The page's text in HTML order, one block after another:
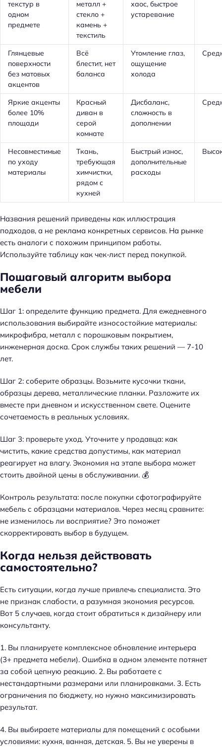
текстур в
одном
предмете
металл +
стекло +
камень +
текстиль
хаос, быстрое
устаревание
Глянцевые
поверхности
без матовых
акцентов
Всё
блестит, нет
баланса
Утомление глаз,
ощущение
холода
Яркие акценты
более 10%
площади
Красный
диван в
серой
комнате
Дисбаланс,
сложность в
дополнении
Несовместимые
по уходу
материалы
Ткань,
требующая
химчистки,
рядом с
кухней
Быстрый износ,
дополнительные
расходы
Названия решений приведены как иллюстрация
подходов, а не реклама конкретных сервисов. На рынке
есть аналоги с похожим принципом работы.
Используйте таблицу как чек-лист перед покупкой.
Пошаговый алгоритм выбора
мебели
Шаг 1: определите функцию предмета. Для ежедневного
использования выбирайте износостойкие материалы:
микрофибра, металл с порошковым покрытием,
инженерная доска. Срок службы таких решений — 7-10
лет.
Шаг 2: соберите образцы. Возьмите кусочки ткани,
образцы дерева, металлические планки. Разложите их
вместе при дневном и искусственном свете. Оцените
сочетаемость в реальных условиях.
Шаг 3: проверьте уход. Уточните у продавца: как
чистить, какие средства допустимы, как материал
реагирует на влагу. Экономия на этапе выбора может
стоить двойной цены в обслуживании. 💰
Контроль результата: после покупки сфотографируйте
мебель с образцами материалов. Через месяц сравните:
не изменилось ли восприятие? Это поможет
скорректировать выбор в будущем.
Когда нельзя действовать
самостоятельно?
Есть ситуации, когда лучше привлечь специалиста. Это
не признак слабости, а разумная экономия ресурсов.
Вот 5 случаев, когда стоит обратиться к дизайнеру или
консультанту.
1. Вы планируете комплексное обновление интерьера
(3+ предмета мебели). Ошибка в одном элементе потянет
за собой цепную реакцию. 2. Вы работаете с
нестандартными размерами или планировками. 3. Есть
ограничения по бюджету, но нужно максимизировать
результат.
4. Вы выбираете материалы для помещений с особыми
условиями: кухня, ванная, детская. 5. Вы не уверены в